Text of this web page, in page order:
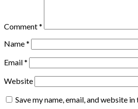
Comment*
Name*
Email*
Website
Save my name, email, and website